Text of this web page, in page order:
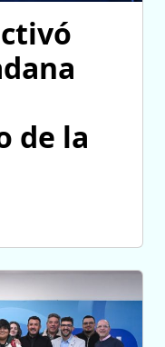
de la